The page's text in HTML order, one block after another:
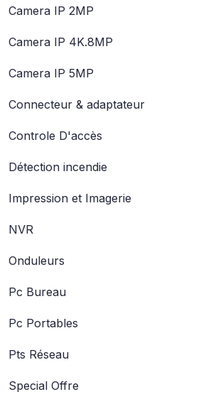
Camera IP 2MP
Camera IP 4K.8MP
Camera IP 5MP
Connecteur & adaptateur
Controle D'accès
Détection incendie
Impression et Imagerie
NVR
Onduleurs
Pc Bureau
Pc Portables
Pts Réseau
Special Offre